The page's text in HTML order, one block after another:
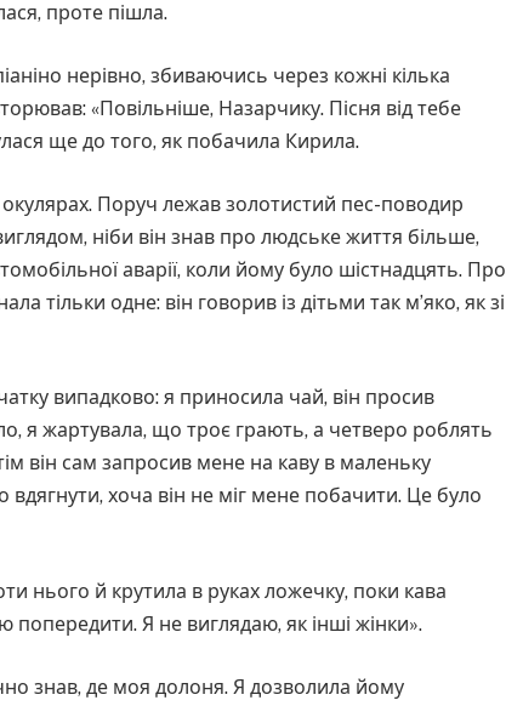
проте пішла.
нерівно, збиваючись через кожні кілька
«Повільніше, Назарчику. Пісня від тебе
ще до того, як побачила Кирила.
окулярах. Поруч лежав золотистий пес-поводир
ніби він знав про людське життя більше,
аварії, коли йому було шістнадцять. Про
тільки одне: він говорив із дітьми так м’яко, як зі
випадково: я приносила чай, він просив
я жартувала, що троє грають, а четверо роблять
він сам запросив мене на каву в маленьку
вдягнути, хоча він не міг мене побачити. Це було
нього й крутила в руках ложечку, поки кава
попередити. Я не виглядаю, як інші жінки».
знав, де моя долоня. Я дозволила йому